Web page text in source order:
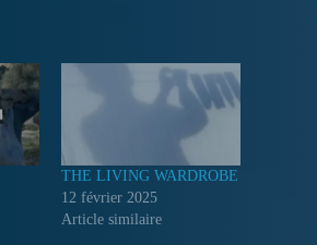
THE LIVING WARDROBE
12 février 2025
Article similaire